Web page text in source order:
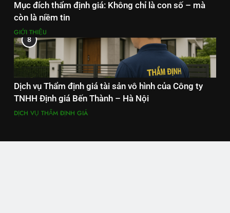
Mục đích thẩm định giá: Không chỉ là con số – mà
còn là niềm tin
GIỚI THIỆU
8
Dịch vụ Thẩm định giá tài sản vô hình của Công ty
TNHH Định giá Bến Thành – Hà Nội
DỊCH VỤ THẨM ĐỊNH GIÁ